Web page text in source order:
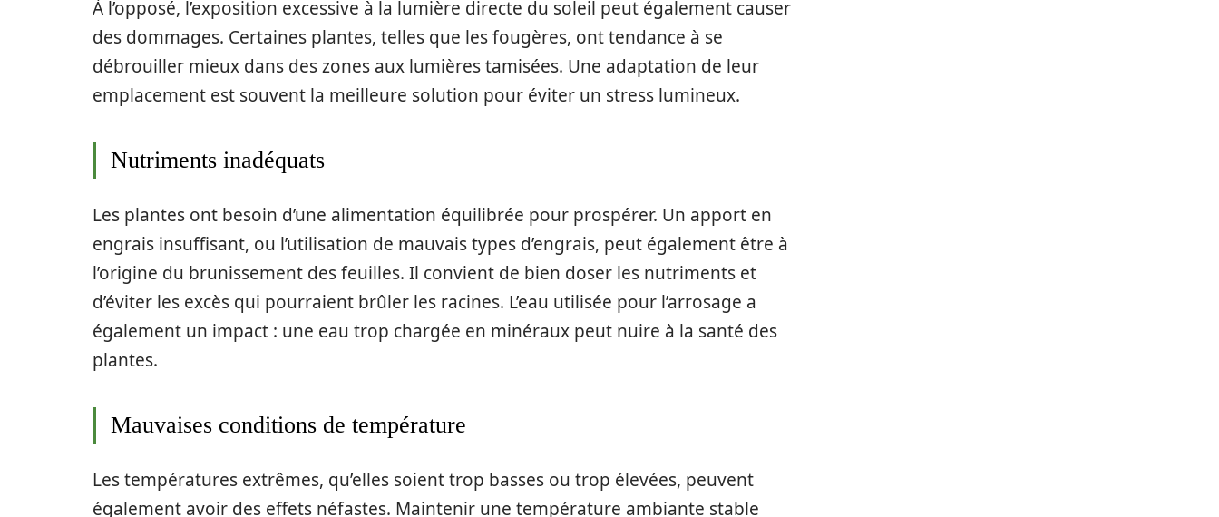
À l’opposé, l’exposition excessive à la lumière directe du soleil peut également causer
des dommages. Certaines plantes, telles que les fougères, ont tendance à se
débrouiller mieux dans des zones aux lumières tamisées. Une adaptation de leur
emplacement est souvent la meilleure solution pour éviter un stress lumineux.
Nutriments inadéquats
Les plantes ont besoin d’une alimentation équilibrée pour prospérer. Un apport en
engrais insuffisant, ou l’utilisation de mauvais types d’engrais, peut également être à
l’origine du brunissement des feuilles. Il convient de bien doser les nutriments et
d’éviter les excès qui pourraient brûler les racines. L’eau utilisée pour l’arrosage a
également un impact : une eau trop chargée en minéraux peut nuire à la santé des
plantes.
Mauvaises conditions de température
Les températures extrêmes, qu’elles soient trop basses ou trop élevées, peuvent
également avoir des effets néfastes. Maintenir une température ambiante stable